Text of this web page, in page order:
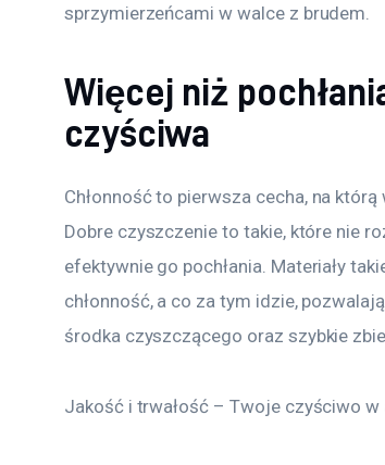
sprzymierzeńcami w walce z brudem.
Więcej niż
czyściwa
Chłonność to pierwsza cecha, na
Dobre czyszczenie to takie, które nie
efektywnie go pochłania. Materiały
chłonność, a co za tym idzie,
środka czyszczącego oraz szybkie
Jakość i trwałość – Twoje czyściwo w